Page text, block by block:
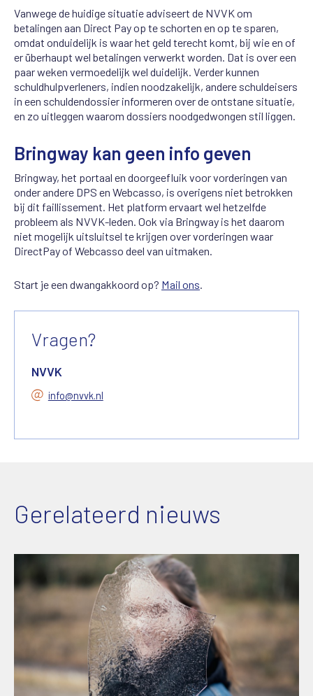
Vanwege de huidige situatie adviseert de NVVK om
betalingen aan Direct Pay op te schorten en op te sparen,
omdat onduidelijk is waar het geld terecht komt, bij wie en of
er überhaupt wel betalingen verwerkt worden. Dat is over een
paar weken vermoedelijk wel duidelijk. Verder kunnen
schuldhulpverleners, indien noodzakelijk, andere schuldeisers
in een schuldendossier informeren over de ontstane situatie,
en zo uitleggen waarom dossiers noodgedwongen stil liggen.
Bringway kan geen info geven
Bringway, het portaal en doorgeefluik voor vorderingen van
onder andere DPS en Webcasso, is overigens niet betrokken
bij dit faillissement. Het platform ervaart wel hetzelfde
probleem als NVVK-leden. Ook via Bringway is het daarom
niet mogelijk uitsluitsel te krijgen over vorderingen waar
DirectPay of Webcasso deel van uitmaken.
Start je een dwangakkoord op? Mail ons
Vragen?
NVVK
info@nvvk.nl
Gerelateerd nieuws